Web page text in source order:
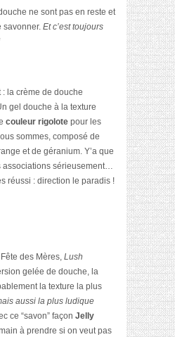
ne sont pas en reste et
savonner. Et c’est toujours
la crème de douche
gel douche à la texture
couleur rigolote pour les
sommes, composé de
et de géranium. Y’a que
associations sérieusement…
réussi : direction le paradis !
des Mères, Lush
gelée de douche, la
la texture la plus
aussi la plus ludique
ce “savon” façon Jelly
à prendre si on veut pas